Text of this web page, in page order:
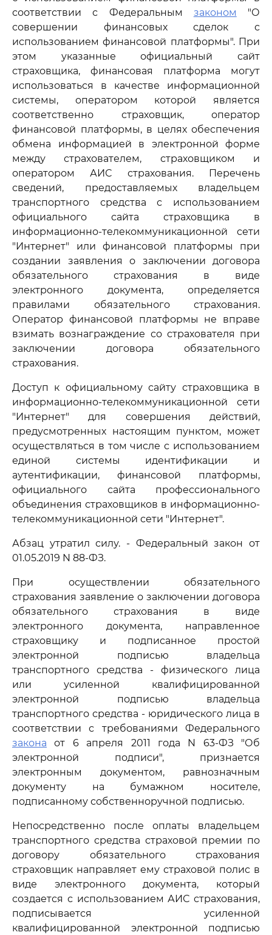
соответствии с Федеральным законом "О
совершении финансовых сделок с
использованием финансовой платформы". При
этом указанные официальный сайт
страховщика, финансовая платформа могут
использоваться в качестве информационной
системы, оператором которой является
соответственно страховщик, оператор
финансовой платформы, в целях обеспечения
обмена информацией в электронной форме
между страхователем, страховщиком и
оператором АИС страхования. Перечень
сведений, предоставляемых владельцем
транспортного средства с использованием
официального сайта страховщика в
информационно-телекоммуникационной сети
"Интернет" или финансовой платформы при
создании заявления о заключении договора
обязательного страхования в виде
электронного документа, определяется
правилами обязательного страхования.
Оператор финансовой платформы не вправе
взимать вознаграждение со страхователя при
заключении договора обязательного
страхования.
Доступ к официальному сайту страховщика в
информационно-телекоммуникационной сети
"Интернет" для совершения действий,
предусмотренных настоящим пунктом, может
осуществляться в том числе с использованием
единой системы идентификации и
аутентификации, финансовой платформы,
официального сайта профессионального
объединения страховщиков в информационно-
телекоммуникационной сети "Интернет".
Абзац утратил силу. - Федеральный закон от
01.05.2019 N 88-ФЗ.
При осуществлении обязательного
страхования заявление о заключении договора
обязательного страхования в виде
электронного документа, направленное
страховщику и подписанное простой
электронной подписью владельца
транспортного средства - физического лица
или усиленной квалифицированной
электронной подписью владельца
транспортного средства - юридического лица в
соответствии с требованиями Федерального
закона от 6 апреля 2011 года N 63-ФЗ "Об
электронной подписи", признается
электронным документом, равнозначным
документу на бумажном носителе,
подписанному собственноручной подписью.
Непосредственно после оплаты владельцем
транспортного средства страховой премии по
договору обязательного страхования
страховщик направляет ему страховой полис в
виде электронного документа, который
создается с использованием АИС страхования,
подписывается усиленной
квалифицированной электронной подписью